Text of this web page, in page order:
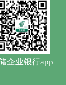
企业银行app